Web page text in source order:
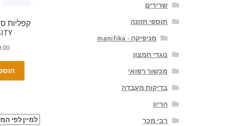
קפליות
שרירים
תוספי תזונה
מניפיקה - manifika
נוגדי חמצון
מכשור רפואי
בדיקות מעבדה
הריון
רבי מכר